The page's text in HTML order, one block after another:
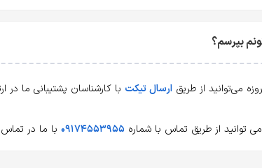
ارسال تیکت با کارشناسان پشتیبانی ما در
می توانید از طریق تماس با شماره ۰۹۱۷۴۵۵۳۹۵۵ با ما در